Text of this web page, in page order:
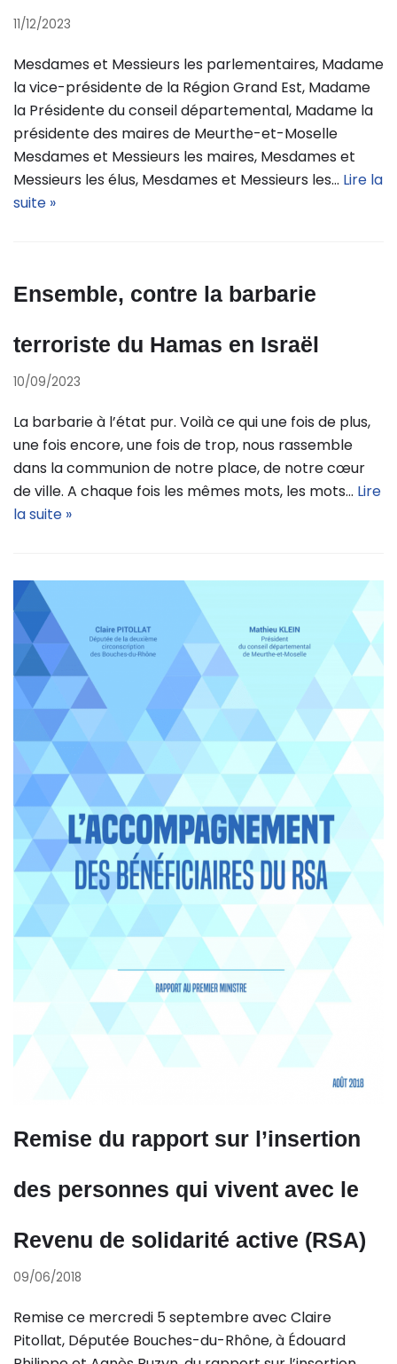
11/12/2023
Mesdames et Messieurs les parlementaires, Madame
la vice-présidente de la Région Grand Est, Madame
la Présidente du conseil départemental, Madame la
présidente des maires de Meurthe-et-Moselle
Mesdames et Messieurs les maires, Mesdames et
Messieurs les élus, Mesdames et Messieurs les… Lire la
suite »
Ensemble, contre la barbarie
terroriste du Hamas en Israël
10/09/2023
La barbarie à l’état pur. Voilà ce qui une fois de plus,
une fois encore, une fois de trop, nous rassemble
dans la communion de notre place, de notre cœur
de ville. A chaque fois les mêmes mots, les mots… Lire
la suite »
Remise du rapport sur l’insertion
des personnes qui vivent avec le
Revenu de solidarité active (RSA)
09/06/2018
Remise ce mercredi 5 septembre avec Claire
Pitollat, Députée Bouches-du-Rhône, à Édouard